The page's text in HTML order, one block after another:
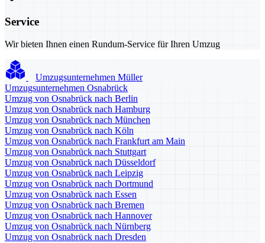
Service
Wir bieten Ihnen einen Rundum-Service für Ihren Umzug
Umzugsunternehmen Müller
Umzugsunternehmen Osnabrück
Umzug von Osnabrück nach Berlin
Umzug von Osnabrück nach Hamburg
Umzug von Osnabrück nach München
Umzug von Osnabrück nach Köln
Umzug von Osnabrück nach Frankfurt am Main
Umzug von Osnabrück nach Stuttgart
Umzug von Osnabrück nach Düsseldorf
Umzug von Osnabrück nach Leipzig
Umzug von Osnabrück nach Dortmund
Umzug von Osnabrück nach Essen
Umzug von Osnabrück nach Bremen
Umzug von Osnabrück nach Hannover
Umzug von Osnabrück nach Nürnberg
Umzug von Osnabrück nach Dresden